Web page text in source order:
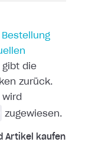
Bestellung
gibt die
zurück.
wird
zugewiesen.
Artikel kaufen